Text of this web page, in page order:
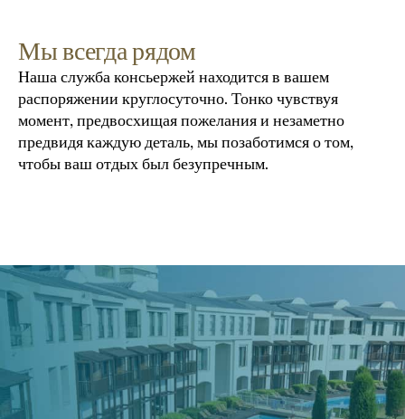
Мы всегда рядом
Наша служба консьержей находится в вашем
распоряжении круглосуточно. Тонко чувствуя
момент, предвосхищая пожелания и незаметно
предвидя каждую деталь, мы позаботимся о том,
чтобы ваш отдых был безупречным.